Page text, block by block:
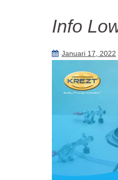
Info
Januari 17, 2022